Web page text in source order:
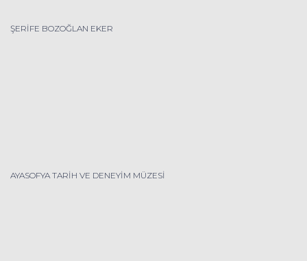
ŞERİFE BOZOĞLAN EKER
AYASOFYA TARİH VE DENEYİM MÜZESİ